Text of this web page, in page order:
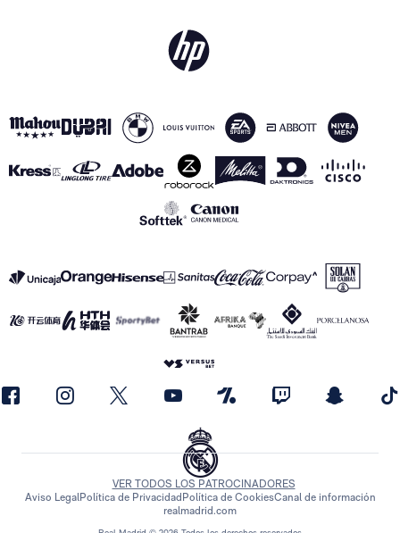
VER TODOS LOS PATROCINADORES
Aviso LegalPolítica de PrivacidadPolítica de CookiesCanal de información
realmadrid.com